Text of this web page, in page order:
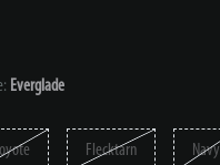
Everglade
Flecktarn Navy